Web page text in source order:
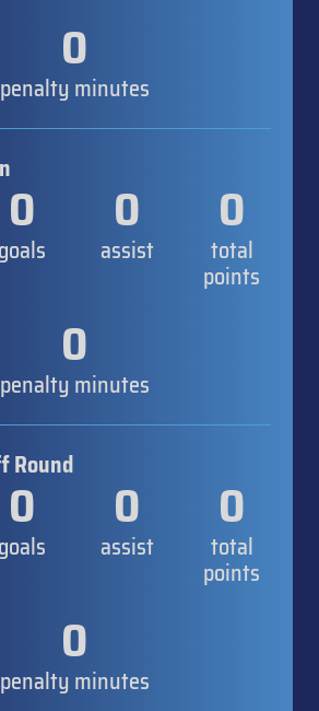
0
penalty minutes
0
goals
0
assist
0
total
points
0
penalty minutes
Round
0
goals
0
assist
0
total
points
0
penalty minutes